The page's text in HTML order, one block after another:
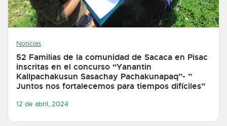
Noticias
52 Familias de la comunidad de Sacaca en Pisac
inscritas en el concurso “Yanantin
Kallpachakusun Sasachay Pachakunapaq”- ”
Juntos nos fortalecemos para tiempos difíciles”
12 de abril, 2024